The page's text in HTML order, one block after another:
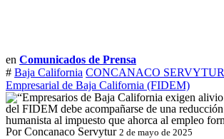
en Comunicados de Prensa
# Baja California CONCANACO SERVYTUR
Empresarial de Baja California (FIDEM)
Por Concanaco Servytur 2 de mayo de 2025